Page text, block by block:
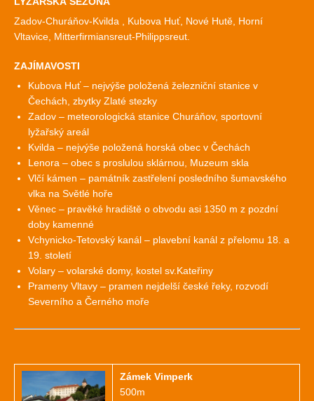
Zadov-Churáňov-Kvilda , Kubova Huť, Nové Hutě, Horní
Vltavice, Mitterfirmiansreut-Philippsreut.
ZAJÍMAVOSTI
Kubova Huť – nejvýše položená železniční stanice v
Čechách, zbytky Zlaté stezky
Zadov – meteorologická stanice Churáňov, sportovní
lyžařský areál
Kvilda – nejvýše položená horská obec v Čechách
Lenora – obec s proslulou sklárnou, Muzeum skla
Vlčí kámen – památník zastřelení posledního šumavského
vlka na Světlé hoře
Věnec – pravěké hradiště o obvodu asi 1350 m z pozdní
doby kamenné
Vchynicko-Tetovský kanál – plavební kanál z přelomu 18. a
19. století
Volary – volarské domy, kostel sv.Kateřiny
Prameny Vltavy – pramen nejdelší české řeky, rozvodí
Severního a Černého moře
Zámek Vimperk
500m